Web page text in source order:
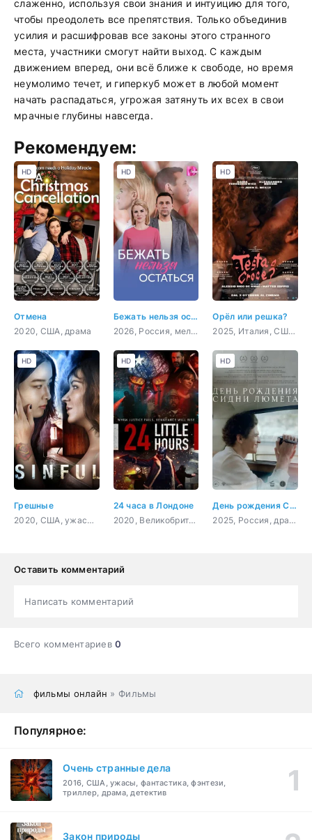
слаженно, используя свои знания и интуицию для того,
чтобы преодолеть все препятствия. Только объединив
усилия и расшифровав все законы этого странного
места, участники смогут найти выход. С каждым
движением вперед, они всё ближе к свободе, но время
неумолимо течет, и гиперкуб может в любой момент
начать распадаться, угрожая затянуть их всех в свои
мрачные глубины навсегда.
Рекомендуем:
Отмена
2020, США, драма
HD
Бежать нельзя остаться
2026, Россия, мелодрама
HD
Орёл или решка?
2025, Италия, США, драма, вестерн
HD
Грешные
2020, США, ужасы, триллер
HD
24 часа в Лондоне
2020, Великобритания, боевик, триллер, драма, криминал
HD
День рождения Сидни Люмета
2025, Россия, драма
HD
Оставить комментарий
Написать комментарий
Всего комментариев0
фильмы онлайн » Фильмы
Популярное:
Очень странные дела
2016, США, ужасы, фантастика, фэнтези,
триллер, драма, детектив
Закон природы